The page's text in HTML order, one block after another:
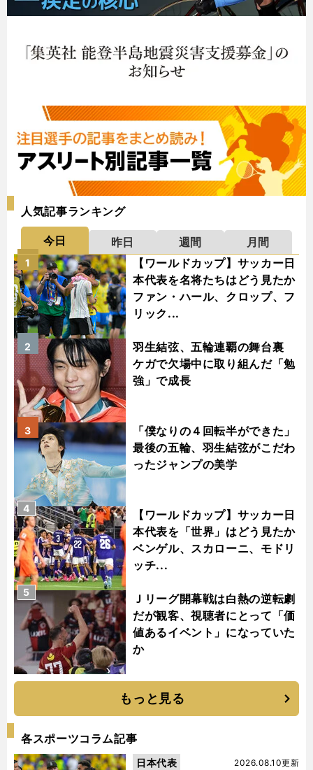
人気記事ランキング
今日 昨日 週間
月間
【ワールドカップ】サッカー日
本代表を名将たちはどう見たか
ファン・ハール、クロップ、フ
リック...
1
羽生結弦、五輪連覇の舞台裏
ケガで欠場中に取り組んだ「勉
強」で成長
2
「僕なりの４回転半ができた」
最後の五輪、羽生結弦がこだわ
ったジャンプの美学
3
【ワールドカップ】サッカー日
本代表を「世界」はどう見たか
ベンゲル、スカローニ、モドリ
ッチ...
4
Ｊリーグ開幕戦は白熱の逆転劇
だが観客、視聴者にとって「価
値あるイベント」になっていた
か
5
もっと見る
各スポーツコラム記事
2026.08.10更新
日本代表